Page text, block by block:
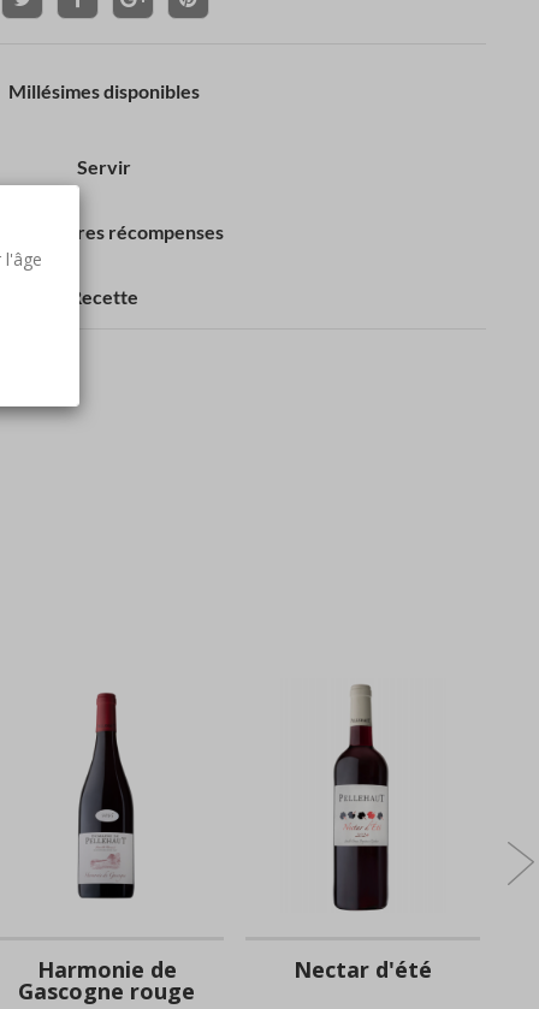
l'âge
Millésimes disponibles
Servir
dernières récompenses
Recette
Harmonie de
Gascogne rouge
Nectar d'été